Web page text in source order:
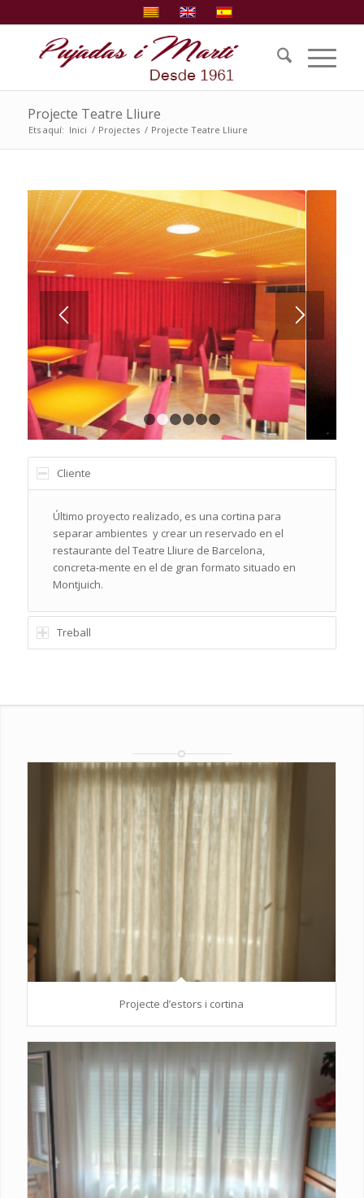
Projecte Teatre Lliure
Ets aquí: Inici / Projectes / Projecte Teatre Lliure
1 2 3 4 5 6
Cliente
Último proyecto realizado, es una cortina para
separar ambientes y crear un reservado en el
restaurante del Teatre Lliure de Barcelona,
concreta-mente en el de gran formato situado en
Montjuich.
Treball
Projecte d’estors i cortina